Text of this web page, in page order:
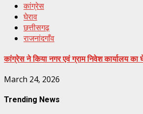
कांग्रेस
घेराव
छत्तीसगढ़
राजनांदगाँव
कांग्रेस ने किया नगर एवं ग्राम निवेश कार्यालय का
March 24, 2026
Trending News